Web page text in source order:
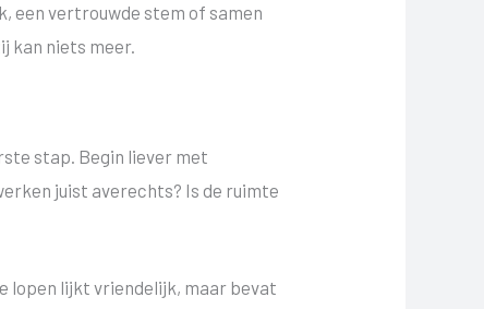
een vertrouwde stem of samen
kan niets meer.
stap. Begin liever met
juist averechts? Is de ruimte
lopen lijkt vriendelijk, maar bevat